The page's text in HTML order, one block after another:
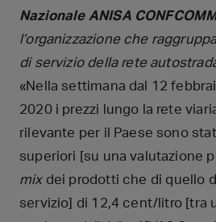
Nazionale ANISA
l’organizzazione che
di servizio della rete
«Nella settimana dal 12
2020 i prezzi lungo la rete
rilevante per il Paese sono
superiori [su una valutazione
mixdei prodotti che di quello
servizio] di 12,4 cent/litro [tra